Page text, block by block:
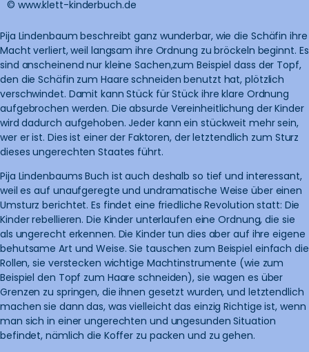
© www.klett-kinderbuch.de
Pija Lindenbaum beschreibt ganz wunderbar, wie die Schäfin ihre
Macht verliert, weil langsam ihre Ordnung zu bröckeln beginnt. Es
sind anscheinend nur kleine Sachen,zum Beispiel dass der Topf,
den die Schäfin zum Haare schneiden benutzt hat, plötzlich
verschwindet. Damit kann Stück für Stück ihre klare Ordnung
aufgebrochen werden. Die absurde Vereinheitlichung der Kinder
wird dadurch aufgehoben. Jeder kann ein stückweit mehr sein,
wer er ist. Dies ist einer der Faktoren, der letztendlich zum Sturz
dieses ungerechten Staates führt.
Pija Lindenbaums Buch ist auch deshalb so tief und interessant,
weil es auf unaufgeregte und undramatische Weise über einen
Umsturz berichtet. Es findet eine friedliche Revolution statt: Die
Kinder rebellieren. Die Kinder unterlaufen eine Ordnung, die sie
als ungerecht erkennen. Die Kinder tun dies aber auf ihre eigene
behutsame Art und Weise. Sie tauschen zum Beispiel einfach die
Rollen, sie verstecken wichtige Machtinstrumente (wie zum
Beispiel den Topf zum Haare schneiden), sie wagen es über
Grenzen zu springen, die ihnen gesetzt wurden, und letztendlich
machen sie dann das, was vielleicht das einzig Richtige ist, wenn
man sich in einer ungerechten und ungesunden Situation
befindet, nämlich die Koffer zu packen und zu gehen.